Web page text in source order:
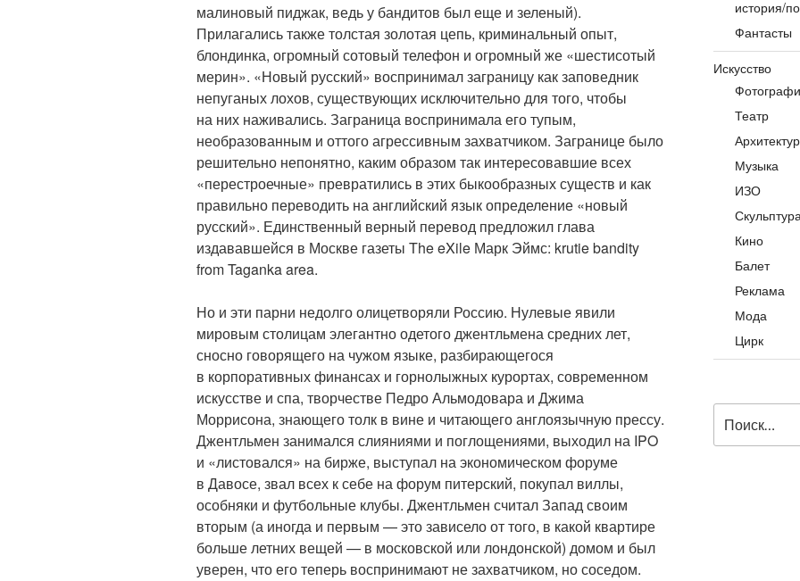
малиновый пиджак, ведь у бандитов был еще и зеленый).
Прилагались также толстая золотая цепь, криминальный опыт,
блондинка, огромный сотовый телефон и огромный же «шестисотый
мерин». «Новый русский» воспринимал заграницу как заповедник
непуганых лохов, существующих исключительно для того, чтобы
на них наживались. Заграница воспринимала его тупым,
необразованным и оттого агрессивным захватчиком. Загранице было
решительно непонятно, каким образом так интересовавшие всех
«перестроечные» превратились в этих быкообразных существ и как
правильно переводить на английский язык определение «новый
русский». Единственный верный перевод предложил глава
издававшейся в Москве газеты The eXile Марк Эймс: krutie bandity
from Taganka area.
Но и эти парни недолго олицетворяли Россию. Нулевые явили
мировым столицам элегантно одетого джентльмена средних лет,
сносно говорящего на чужом языке, разбирающегося
в корпоративных финансах и горнолыжных курортах, современном
искусстве и спа, творчестве Педро Альмодовара и Джима
Моррисона, знающего толк в вине и читающего англоязычную прессу.
Джентльмен занимался слияниями и поглощениями, выходил на IPO
и «листовался» на бирже, выступал на экономическом форуме
в Давосе, звал всех к себе на форум питерский, покупал виллы,
особняки и футбольные клубы. Джентльмен считал Запад своим
вторым (а иногда и первым — это зависело от того, в какой квартире
больше летних вещей — в московской или лондонской) домом и был
уверен, что его теперь воспринимают не захватчиком, но соседом.
история/
Фантасты
Искусство
Театр
Музыка
ИЗО
Кино
Балет
Реклама
Мода
Цирк